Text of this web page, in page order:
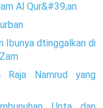
Al Qur&#39;an
Ibunya dtinggalkan di
Raja Namrud yang